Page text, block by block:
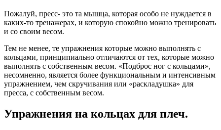
Пожалуй, пресс- это та мышца, которая особо не нуждается в
каких-то тренажерах, и которую спокойно можно тренировать
и со своим весом.
Тем не менее, те упражнения которые можно выполнять с
кольцами, принципиально отличаются от тех, которые можно
выполнять с собственным весом. «Подброс ног с кольцами»,
несомненно, является более функциональным и интенсивным
упражнением, чем скручивания или «раскладушка» для
пресса, с собственным весом.
Упражнения на кольцах для плеч.